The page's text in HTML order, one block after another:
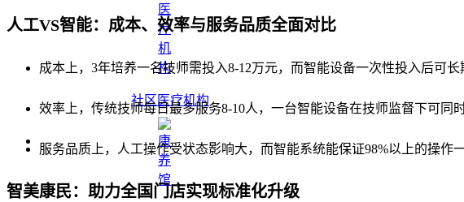
社区医疗机构
人工VS智能：成本、效率与服务品质全面对比
成本上，3年培养一名技师需投入8-12万元，而智能设备一次性投入后可长
效率上，传统技师每日最多服务8-10人，一台智能设备在技师监督下可同时
服务品质上，人工操作受状态影响大，而智能系统能保证98%以上的操作
智美康民：助力全国门店实现标准化升级